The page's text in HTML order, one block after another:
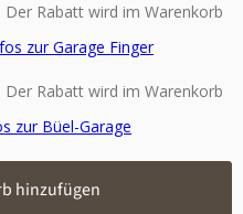
Der Rabatt wird im Warenkorb
zur Garage Finger
Der Rabatt wird im Warenkorb
zur Büel-Garage
hinzufügen